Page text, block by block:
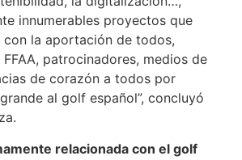
innumerables proyectos que
con la aportación de todos,
patrocinadores, medios de
de corazón a todos por
al golf español”, concluyó
relacionada con el golf